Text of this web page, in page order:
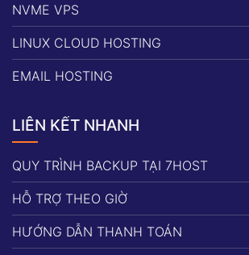
NVME VPS
LINUX CLOUD HOSTING
EMAIL HOSTING
LIÊN KẾT NHANH
QUY TRÌNH BACKUP TẠI 7HOST
HỖ TRỢ THEO GIỜ
HƯỚNG DẪN THANH TOÁN